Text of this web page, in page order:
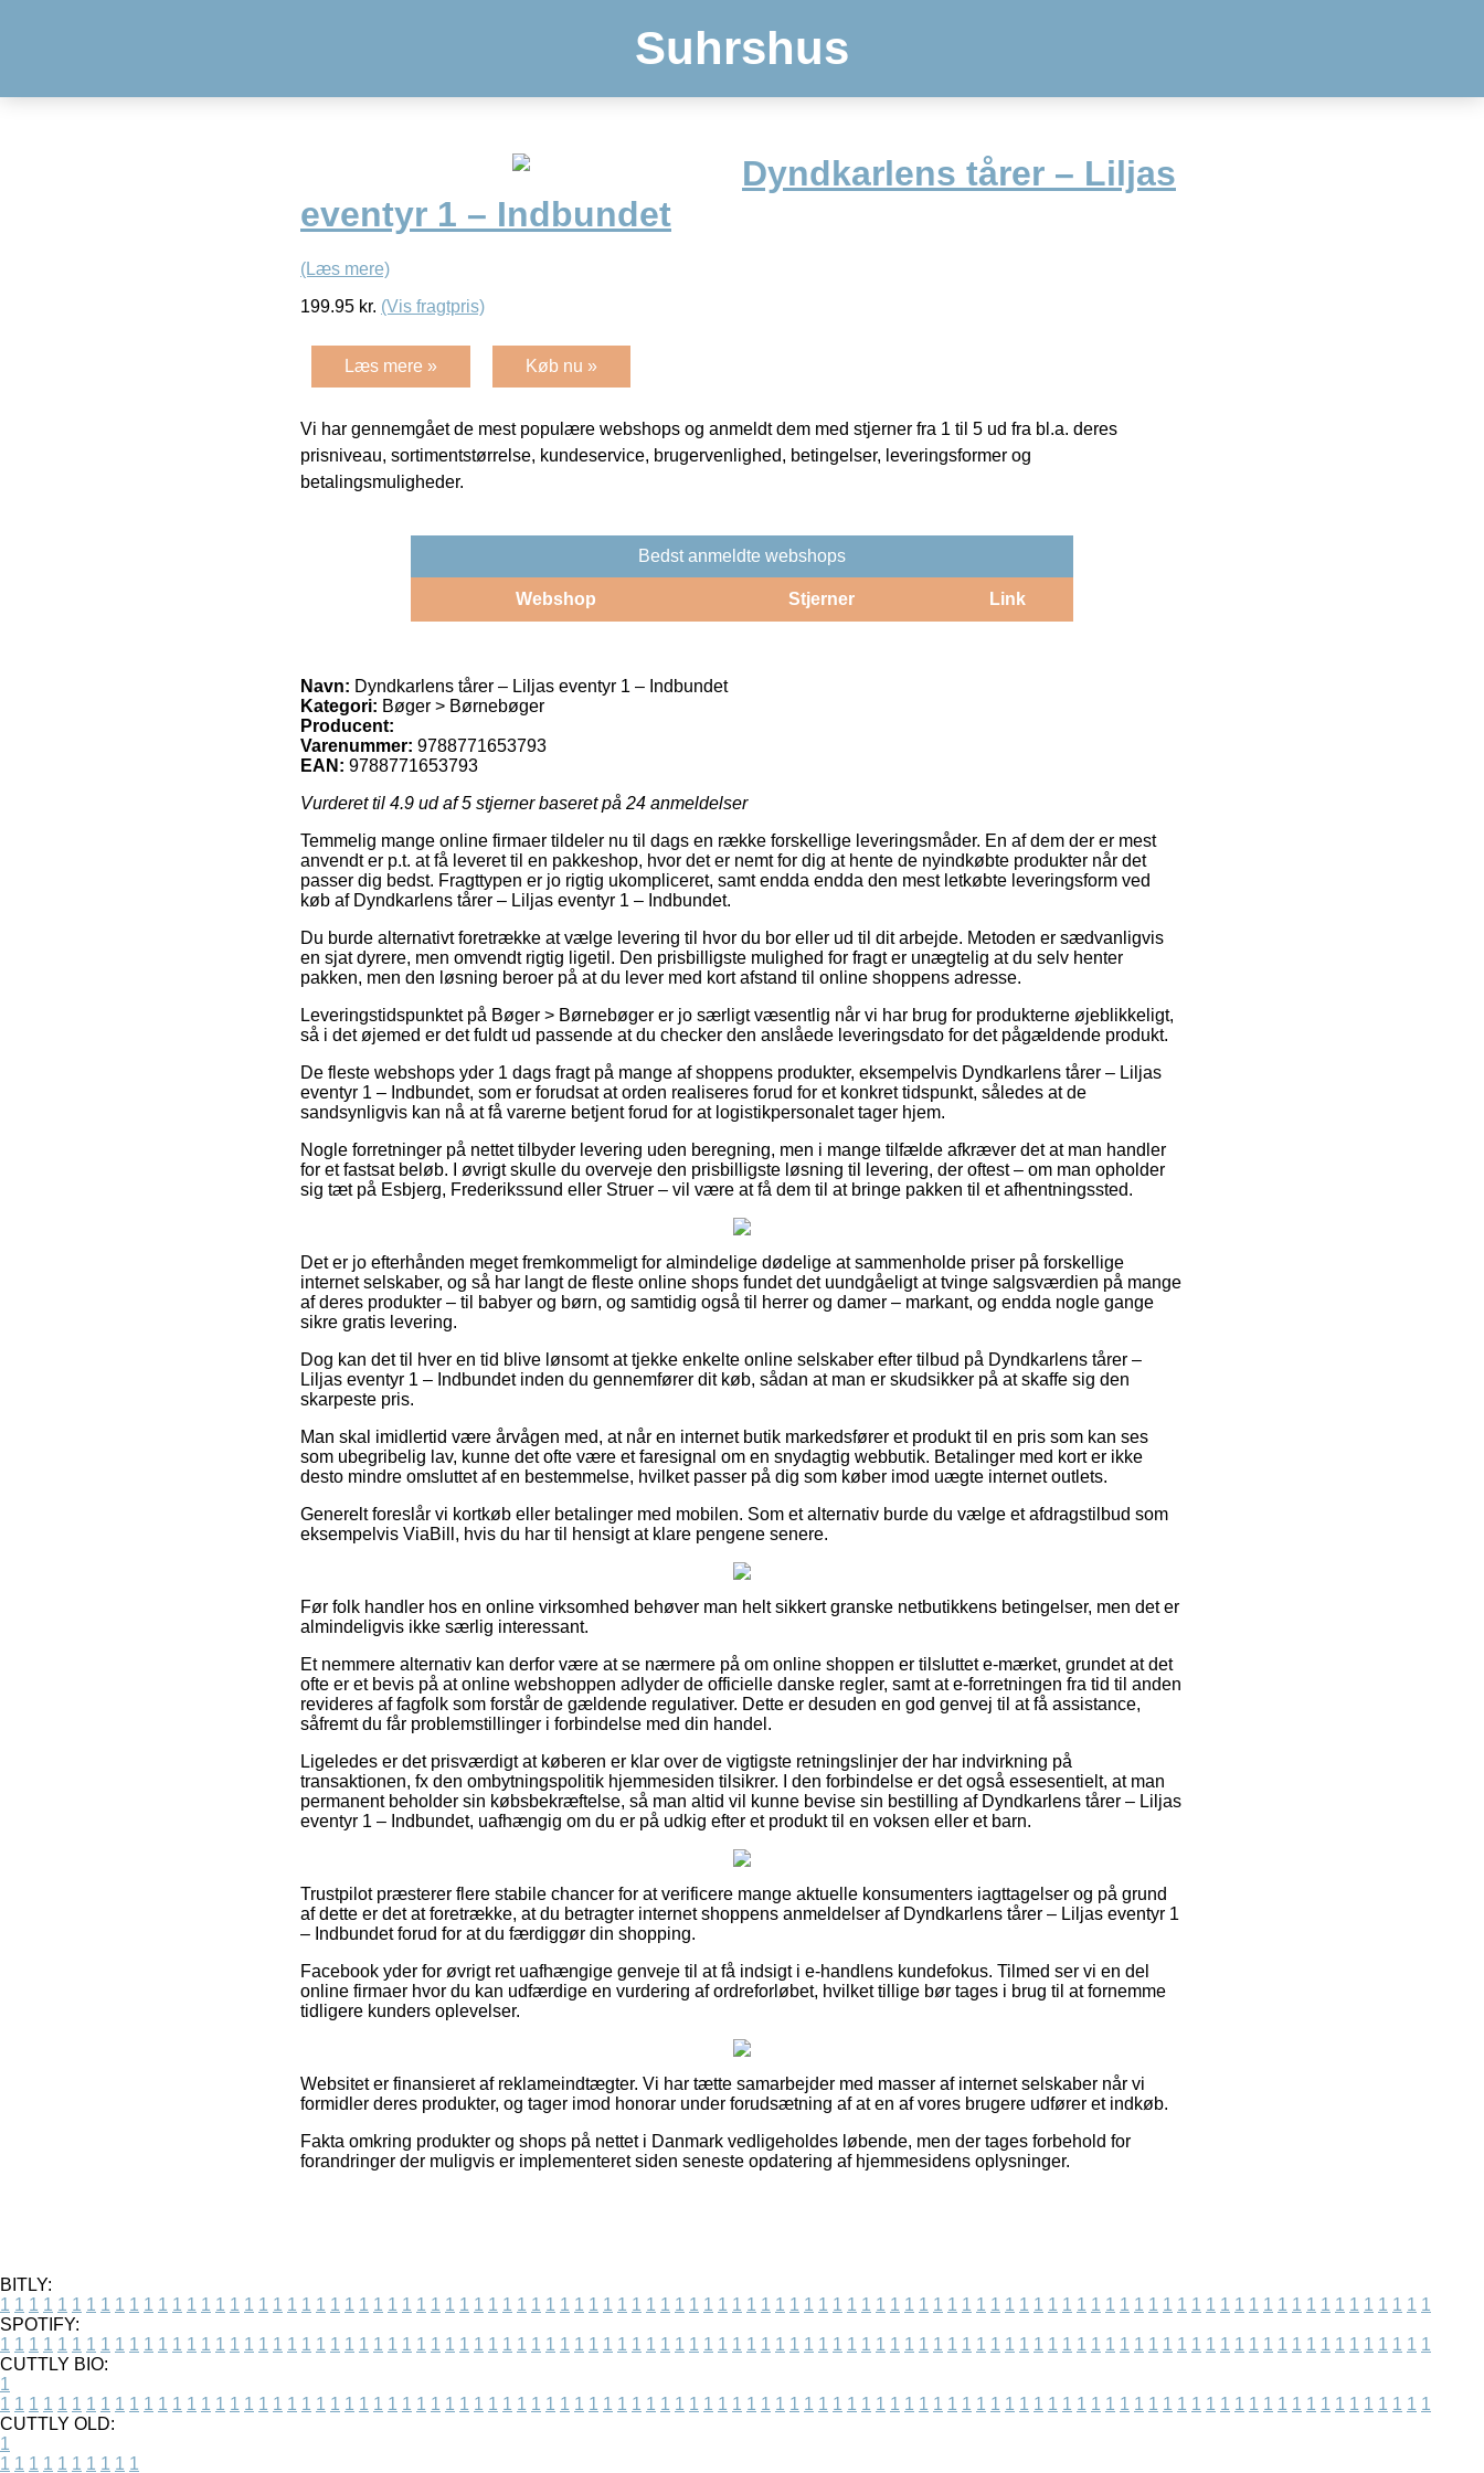
Suhrshus
Dyndkarlens tårer – Liljas
eventyr 1 – Indbundet
(Læs mere)
199.95 kr. (Vis fragtpris)
Læs mere » Køb nu »
Vi har gennemgået de mest populære webshops og anmeldt dem med stjerner fra 1 til 5 ud fra bl.a. deres
prisniveau, sortimentstørrelse, kundeservice, brugervenlighed, betingelser, leveringsformer og
betalingsmuligheder.
Bedst anmeldte webshops
Webshop Stjerner Link
Navn: Dyndkarlens tårer – Liljas eventyr 1 – Indbundet
Kategori: Bøger > Børnebøger
Producent:
Varenummer: 9788771653793
EAN: 9788771653793
Vurderet til 4.9 ud af 5 stjerner baseret på 24 anmeldelser
Temmelig mange online firmaer tildeler nu til dags en række forskellige leveringsmåder. En af dem der er mest
anvendt er p.t. at få leveret til en pakkeshop, hvor det er nemt for dig at hente de nyindkøbte produkter når det
passer dig bedst. Fragttypen er jo rigtig ukompliceret, samt endda endda den mest letkøbte leveringsform ved
køb af Dyndkarlens tårer – Liljas eventyr 1 – Indbundet.
Du burde alternativt foretrække at vælge levering til hvor du bor eller ud til dit arbejde. Metoden er sædvanligvis
en sjat dyrere, men omvendt rigtig ligetil. Den prisbilligste mulighed for fragt er unægtelig at du selv henter
pakken, men den løsning beroer på at du lever med kort afstand til online shoppens adresse.
Leveringstidspunktet på Bøger > Børnebøger er jo særligt væsentlig når vi har brug for produkterne øjeblikkeligt,
så i det øjemed er det fuldt ud passende at du checker den anslåede leveringsdato for det pågældende produkt.
De fleste webshops yder 1 dags fragt på mange af shoppens produkter, eksempelvis Dyndkarlens tårer – Liljas
eventyr 1 – Indbundet, som er forudsat at orden realiseres forud for et konkret tidspunkt, således at de
sandsynligvis kan nå at få varerne betjent forud for at logistikpersonalet tager hjem.
Nogle forretninger på nettet tilbyder levering uden beregning, men i mange tilfælde afkræver det at man handler
for et fastsat beløb. I øvrigt skulle du overveje den prisbilligste løsning til levering, der oftest – om man opholder
sig tæt på Esbjerg, Frederikssund eller Struer – vil være at få dem til at bringe pakken til et afhentningssted.
Det er jo efterhånden meget fremkommeligt for almindelige dødelige at sammenholde priser på forskellige
internet selskaber, og så har langt de fleste online shops fundet det uundgåeligt at tvinge salgsværdien på mange
af deres produkter – til babyer og børn, og samtidig også til herrer og damer – markant, og endda nogle gange
sikre gratis levering.
Dog kan det til hver en tid blive lønsomt at tjekke enkelte online selskaber efter tilbud på Dyndkarlens tårer –
Liljas eventyr 1 – Indbundet inden du gennemfører dit køb, sådan at man er skudsikker på at skaffe sig den
skarpeste pris.
Man skal imidlertid være årvågen med, at når en internet butik markedsfører et produkt til en pris som kan ses
som ubegribelig lav, kunne det ofte være et faresignal om en snydagtig webbutik. Betalinger med kort er ikke
desto mindre omsluttet af en bestemmelse, hvilket passer på dig som køber imod uægte internet outlets.
Generelt foreslår vi kortkøb eller betalinger med mobilen. Som et alternativ burde du vælge et afdragstilbud som
eksempelvis ViaBill, hvis du har til hensigt at klare pengene senere.
Før folk handler hos en online virksomhed behøver man helt sikkert granske netbutikkens betingelser, men det er
almindeligvis ikke særlig interessant.
Et nemmere alternativ kan derfor være at se nærmere på om online shoppen er tilsluttet e-mærket, grundet at det
ofte er et bevis på at online webshoppen adlyder de officielle danske regler, samt at e-forretningen fra tid til anden
revideres af fagfolk som forstår de gældende regulativer. Dette er desuden en god genvej til at få assistance,
såfremt du får problemstillinger i forbindelse med din handel.
Ligeledes er det prisværdigt at køberen er klar over de vigtigste retningslinjer der har indvirkning på
transaktionen, fx den ombytningspolitik hjemmesiden tilsikrer. I den forbindelse er det også essesentielt, at man
permanent beholder sin købsbekræftelse, så man altid vil kunne bevise sin bestilling af Dyndkarlens tårer – Liljas
eventyr 1 – Indbundet, uafhængig om du er på udkig efter et produkt til en voksen eller et barn.
Trustpilot præsterer flere stabile chancer for at verificere mange aktuelle konsumenters iagttagelser og på grund
af dette er det at foretrække, at du betragter internet shoppens anmeldelser af Dyndkarlens tårer – Liljas eventyr 1
– Indbundet forud for at du færdiggør din shopping.
Facebook yder for øvrigt ret uafhængige genveje til at få indsigt i e-handlens kundefokus. Tilmed ser vi en del
online firmaer hvor du kan udfærdige en vurdering af ordreforløbet, hvilket tillige bør tages i brug til at fornemme
tidligere kunders oplevelser.
Websitet er finansieret af reklameindtægter. Vi har tætte samarbejder med masser af internet selskaber når vi
formidler deres produkter, og tager imod honorar under forudsætning af at en af vores brugere udfører et indkøb.
Fakta omkring produkter og shops på nettet i Danmark vedligeholdes løbende, men der tages forbehold for
forandringer der muligvis er implementeret siden seneste opdatering af hjemmesidens oplysninger.
BITLY:
1 1 1 1 1 1 1 1 1 1 1 1 1 1 1 1 1 1 1 1 1 1 1 1 1 1 1 1 1 1 1 1 1 1 1 1 1 1 1 1 1 1 1 1 1 1 1 1 1 1 1 1 1 1 1 1 1 1 1 1 1 1 1 1 1 1 1 1 1 1 1 1 1 1 1 1 1 1 1 1 1 1 1 1 1 1 1 1 1 1 1 1 1 1 1 1 1 1 1 1
SPOTIFY:
1 1 1 1 1 1 1 1 1 1 1 1 1 1 1 1 1 1 1 1 1 1 1 1 1 1 1 1 1 1 1 1 1 1 1 1 1 1 1 1 1 1 1 1 1 1 1 1 1 1 1 1 1 1 1 1 1 1 1 1 1 1 1 1 1 1 1 1 1 1 1 1 1 1 1 1 1 1 1 1 1 1 1 1 1 1 1 1 1 1 1 1 1 1 1 1 1 1 1 1
CUTTLY BIO:
1
1 1 1 1 1 1 1 1 1 1 1 1 1 1 1 1 1 1 1 1 1 1 1 1 1 1 1 1 1 1 1 1 1 1 1 1 1 1 1 1 1 1 1 1 1 1 1 1 1 1 1 1 1 1 1 1 1 1 1 1 1 1 1 1 1 1 1 1 1 1 1 1 1 1 1 1 1 1 1 1 1 1 1 1 1 1 1 1 1 1 1 1 1 1 1 1 1 1 1 1
CUTTLY OLD:
1
1 1 1 1 1 1 1 1 1 1